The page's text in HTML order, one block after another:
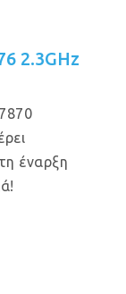
2.3GHz
έναρξη